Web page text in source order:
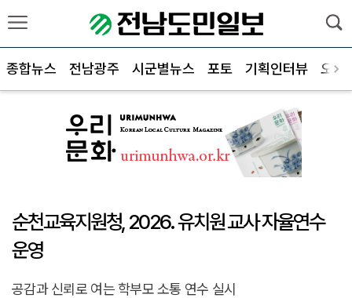
종합뉴스 전남광주 시군별뉴스 포토 기획인터뷰 오피
순천교육지원청, 2026. 유치원 교사 자율연수
운영
공감과 신뢰로 여는 학부모 소통 연수 실시